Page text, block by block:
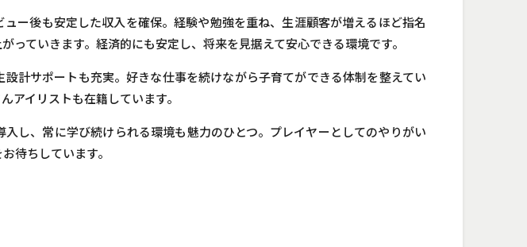
ー後も安定した収入を確保。経験や勉強を重ね、生涯顧客が増えるほど指名
っていきます。経済的にも安定し、将来を見据えて安心できる環境です。
計サポートも充実。好きな仕事を続けながら子育てができる体制を整えてい
アイリストも在籍しています。
し、常に学び続けられる環境も魅力のひとつ。プレイヤーとしてのやりがい
待ちしています。